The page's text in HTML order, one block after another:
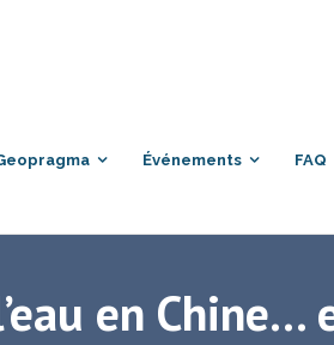
Événements FAQ
en Chine…